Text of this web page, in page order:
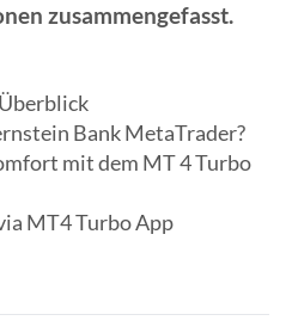
zusammengefasst.
Bank MetaTrader?
mit dem MT 4 Turbo
MT4 Turbo App